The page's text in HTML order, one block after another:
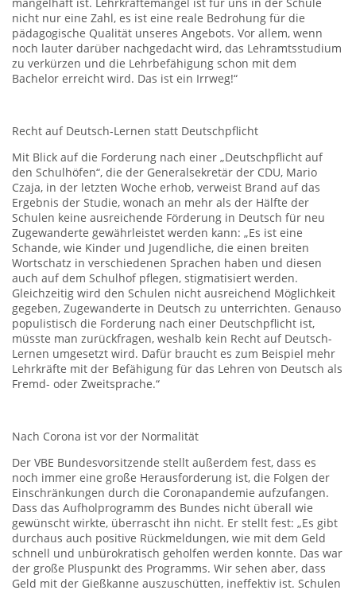
nicht nur eine Zahl, es ist eine reale Bedrohung für die
pädagogische Qualität unseres Angebots. Vor allem, wenn
noch lauter darüber nachgedacht wird, das Lehramtsstudium
zu verkürzen und die Lehrbefähigung schon mit dem
Bachelor erreicht wird. Das ist ein Irrweg!“
Recht auf Deutsch-Lernen statt Deutschpflicht
Mit Blick auf die Forderung nach einer „Deutschpflicht auf
den Schulhöfen“, die der Generalsekretär der CDU, Mario
Czaja, in der letzten Woche erhob, verweist Brand auf das
Ergebnis der Studie, wonach an mehr als der Hälfte der
Schulen keine ausreichende Förderung in Deutsch für neu
Zugewanderte gewährleistet werden kann: „Es ist eine
Schande, wie Kinder und Jugendliche, die einen breiten
Wortschatz in verschiedenen Sprachen haben und diesen
auch auf dem Schulhof pflegen, stigmatisiert werden.
Gleichzeitig wird den Schulen nicht ausreichend Möglichkeit
gegeben, Zugewanderte in Deutsch zu unterrichten. Genauso
populistisch die Forderung nach einer Deutschpflicht ist,
müsste man zurückfragen, weshalb kein Recht auf Deutsch-
Lernen umgesetzt wird. Dafür braucht es zum Beispiel mehr
Lehrkräfte mit der Befähigung für das Lehren von Deutsch als
Fremd- oder Zweitsprache.“
Nach Corona ist vor der Normalität
Der VBE Bundesvorsitzende stellt außerdem fest, dass es
noch immer eine große Herausforderung ist, die Folgen der
Einschränkungen durch die Coronapandemie aufzufangen.
Dass das Aufholprogramm des Bundes nicht überall wie
gewünscht wirkte, überrascht ihn nicht. Er stellt fest: „Es gibt
durchaus auch positive Rückmeldungen, wie mit dem Geld
schnell und unbürokratisch geholfen werden konnte. Das war
der große Pluspunkt des Programms. Wir sehen aber, dass
Geld mit der Gießkanne auszuschütten, ineffektiv ist. Schulen